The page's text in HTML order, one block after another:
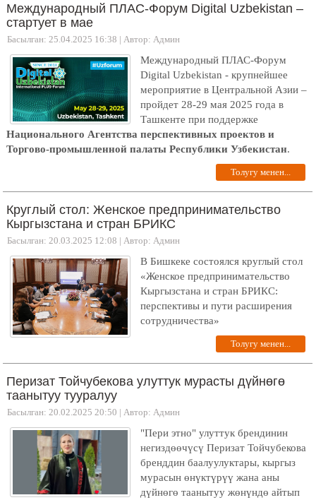
Международный ПЛАС-Форум Digital Uzbekistan –
стартует в мае
Басылган: 25.04.2025 16:38 | Автор: Админ
Международный ПЛАС-Форум
Digital Uzbekistan - крупнейшее
мероприятие в Центральной Азии –
пройдет 28-29 мая 2025 года в
Ташкенте при поддержке
Национального Агентства перспективных проектов и
Торгово-промышленной палаты Республики Узбекистан.
Толугу менен...
Круглый стол: Женское предпринимательство
Кыргызстана и стран БРИКС
Басылган: 20.03.2025 12:08 | Автор: Админ
В Бишкеке состоялся круглый стол
«Женское предпринимательство
Кыргызстана и стран БРИКС:
перспективы и пути расширения
сотрудничества»
Толугу менен...
Перизат Тойчубекова улуттук мурасты дүйнөгө
таанытуу тууралуу
Басылган: 20.02.2025 20:50 | Автор: Админ
"Пери этно" улуттук брендинин
негиздөөчүсү Перизат Тойчубекова
бренддин баалуулуктары, кыргыз
мурасын өнүктүрүү жана аны
дүйнөгө таанытуу жөнүндө айтып